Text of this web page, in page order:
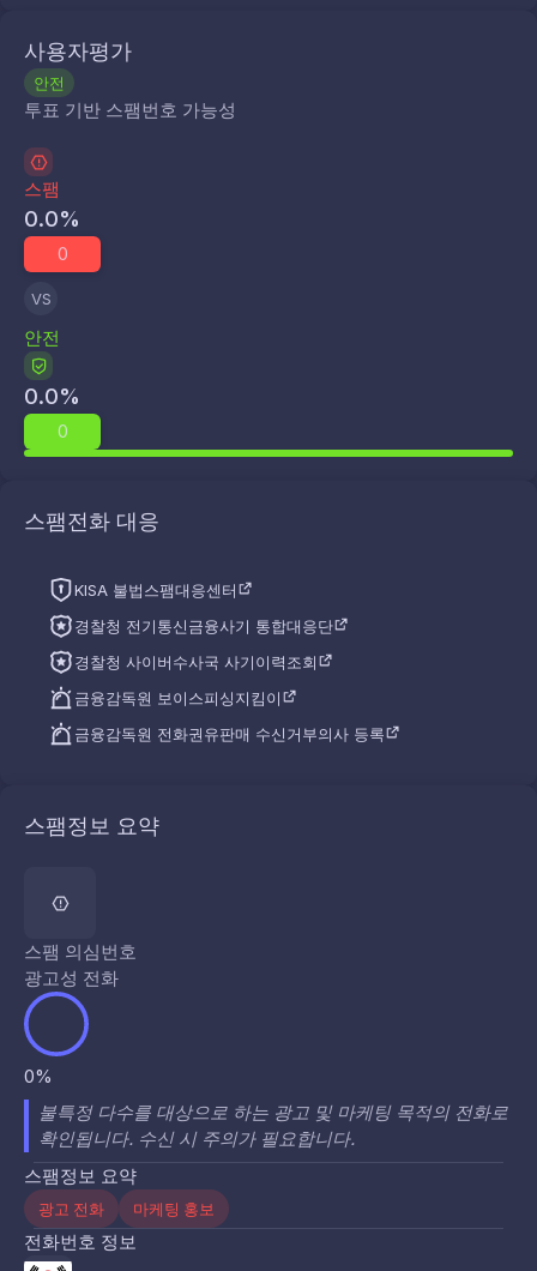
사용자평가
안전
투표 기반 스팸번호 가능성
스팸
0.0%
0
VS
안전
0.0%
0
스팸전화 대응
KISA 불법스팸대응센터
경찰청 전기통신금융사기 통합대응단
경찰청 사이버수사국 사기이력조회
금융감독원 보이스피싱지킴이
금융감독원 전화권유판매 수신거부의사 등록
스팸정보 요약
스팸 의심번호
광고성 전화
0%
불특정 다수를 대상으로 하는 광고 및 마케팅 목적의 전화로
확인됩니다. 수신 시 주의가 필요합니다.
스팸정보 요약
광고 전화 마케팅 홍보
전화번호 정보